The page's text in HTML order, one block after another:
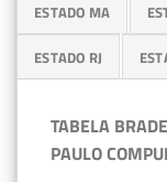
ESTADO MA
ESTADO RJ
TABELA
PAULO